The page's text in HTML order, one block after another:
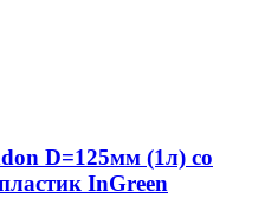
D=125мм (1л) со
InGreen